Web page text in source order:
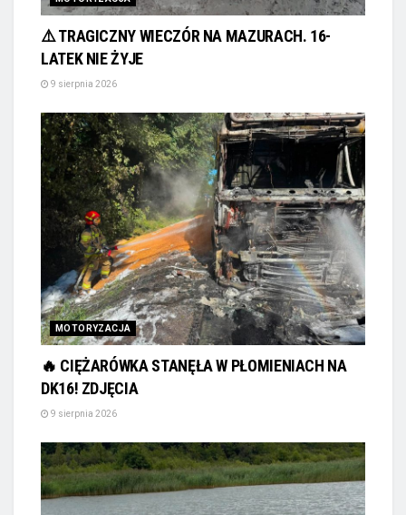
⚠️ TRAGICZNY WIECZÓR NA MAZURACH. 16-
LATEK NIE ŻYJE
9 sierpnia 2026
MOTORYZACJA
🔥 CIĘŻARÓWKA STANĘŁA W PŁOMIENIACH NA
DK16! ZDJĘCIA
9 sierpnia 2026